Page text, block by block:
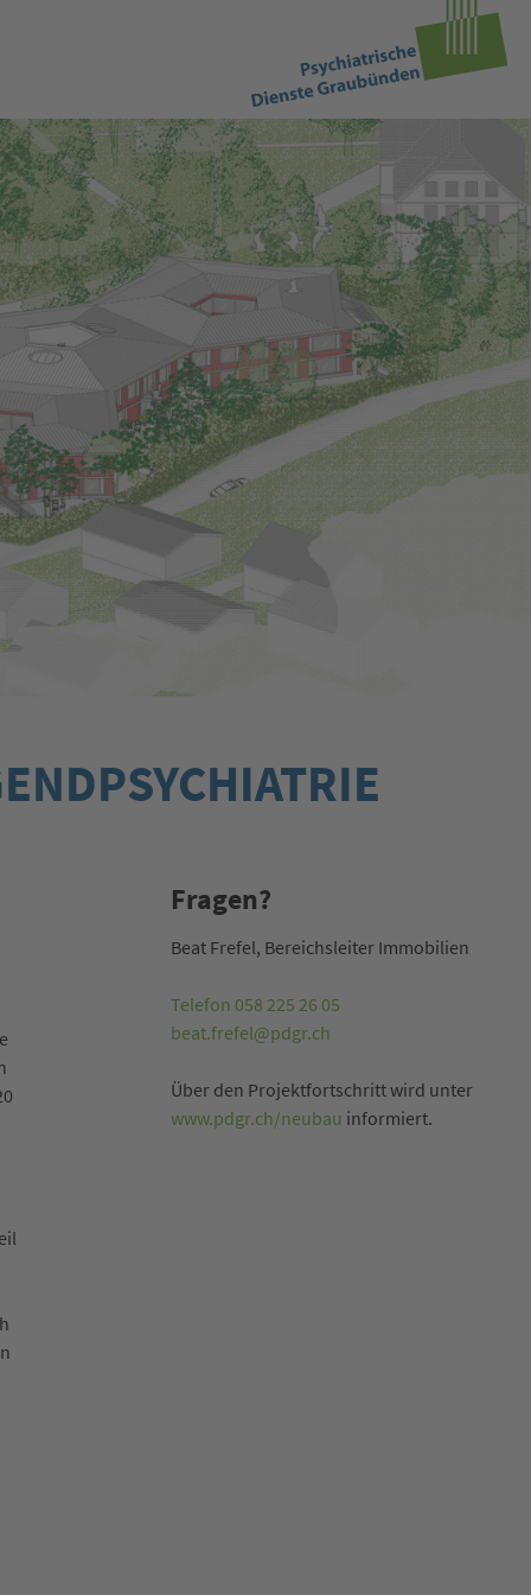
Fragen?
Beat Frefel, Bereichsleiter Immobilien
Telefon 058 225 26 05
beat.frefel@pdgr.ch
Über den Projektfortschritt wird unter
www.pdgr.ch/neubau informiert.